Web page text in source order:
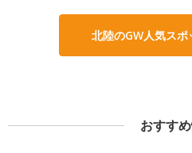
北陸のGW人気ス
おすす